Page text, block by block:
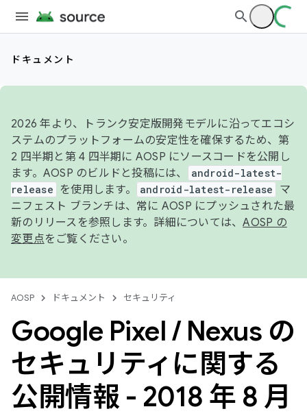
ドキュメント
2026 年より、トランク安定版開発モデルに沿ってエコシ
ステムのプラットフォームの安定性を確保するため、第
2 四半期と第 4 四半期に AOSP にソースコードを公開し
ます。AOSP のビルドと投稿には、
android-latest-
release
を使用します。 android-latest-release
マ
ニフェスト ブランチは、常に AOSP にプッシュされた最
新のリリースを参照します。詳細については、AOSP の
変更点をご覧ください。
AOSP ドキュメント セキュリティ
Google Pixel /Nexus の
セキュリティに関する
公開情報 - 2018 年 8 月